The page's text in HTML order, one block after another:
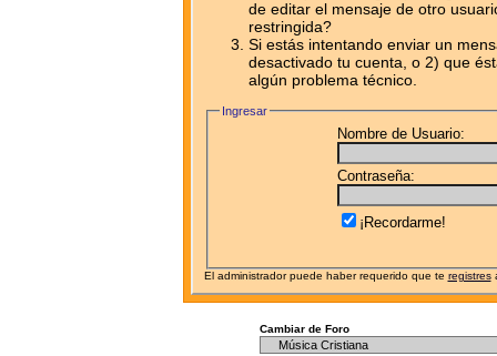
de editar el mensaje de otro
restringida?
Si estás intentando enviar un
desactivado tu cuenta, o 2) que
algún problema técnico.
Ingresar
Nombre de Usuario:
Contraseña:
¡Recordarme!
El administrador puede haber requerido que te registres
Cambiar de Foro